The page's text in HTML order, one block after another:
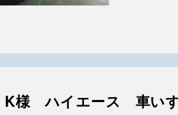
様 ハイエース 車い